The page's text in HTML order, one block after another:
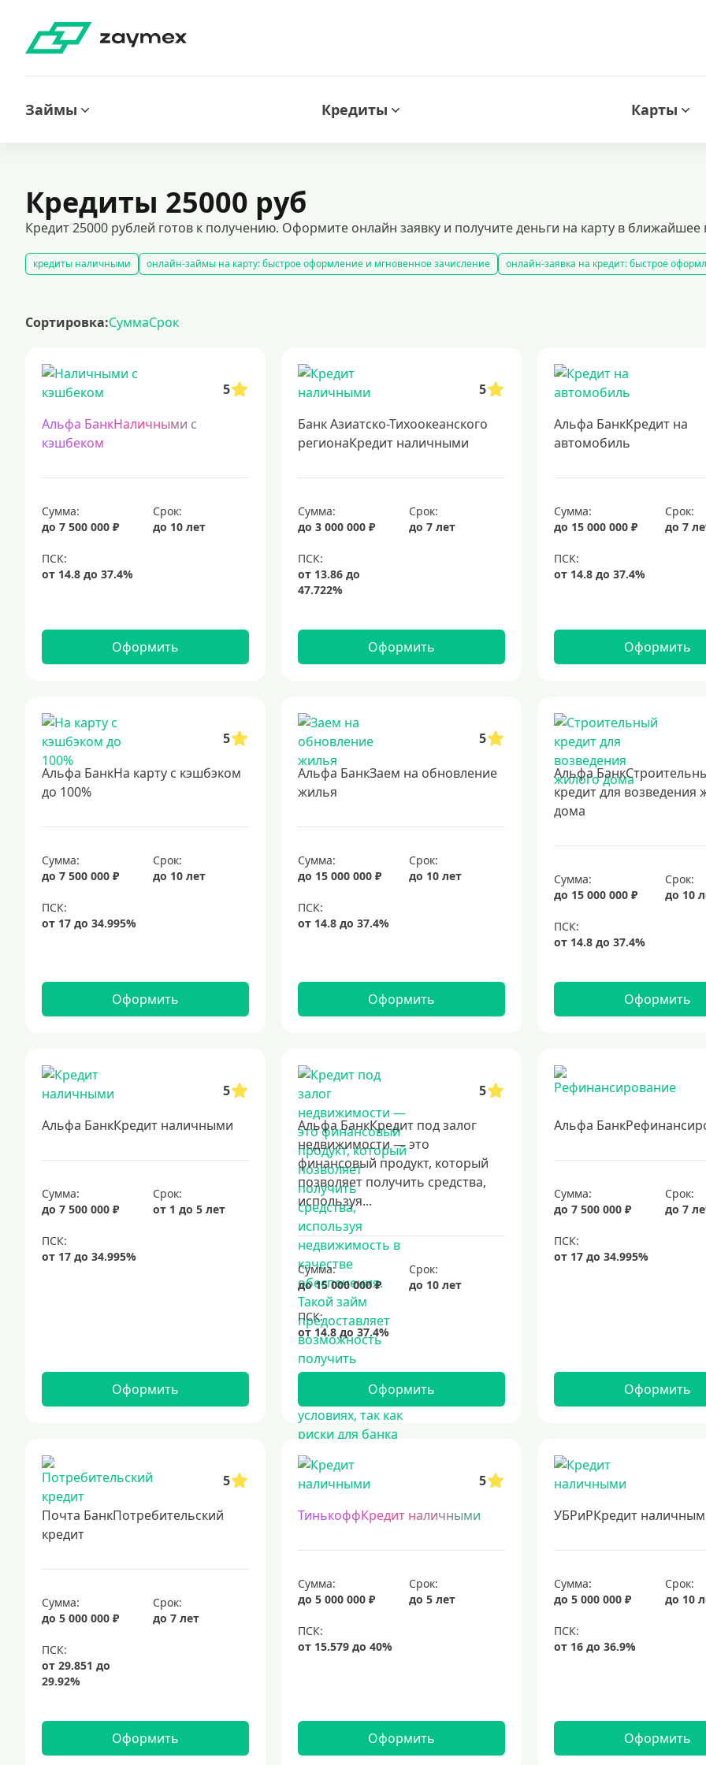
Займы Кредиты Карты
Кредиты 25000 руб
Кредит 25000 рублей готов к получению. Оформите онлайн заявку и получите деньги на карту в ближайшее
кредиты наличными онлайн-займы на карту: быстрое оформление и мгновенное зачисление
онлайн-заявка на кредит: быстрое
лучшие предложения по кредитам с минимальными ставками
кредиты с минимальными ставками
подача заявки на кредит в несколько банков одновременно образовательные кредиты
кредиты для самозанятых
кредит на ремонт кредиты на 5 лет кредит на 3 года потребительские кредиты кредит за 5 минут
срочный кредит
Сортировка:СуммаСрок
5
Альфа БанкНаличными с
кэшбеком
Сумма:
до 7 500 000 ₽
Срок:
до 10 лет
Оформить
5
Банк Азиатско-Тихоокеанского
регионаКредит наличными
Сумма:
до 3 000 000 ₽
Срок:
до 7 лет
Оформить
Альфа БанкКредит на
автомобиль
Сумма:
до 15 000 000 ₽
Срок:
до 7
Оформить
5
Альфа БанкНа карту с кэшбэком
до 100%
Сумма:
до 7 500 000 ₽
Срок:
до 10 лет
Оформить
5
Альфа БанкЗаем на обновление
жилья
Сумма:
до 15 000 000 ₽
Срок:
до 10 лет
Оформить
Альфа
кредит для возведения
дома
Сумма:
до 15 000 000 ₽
Срок:
до 10
Оформить
5
Альфа БанкКредит наличными
Сумма:
до 7 500 000 ₽
Срок:
от 1 до 5 лет
Оформить
5
Альфа БанкКредит под залог
недвижимости — это
финансовый продукт, который
позволяет получить средства,
используя...
Сумма:
до 15 000 000 ₽
Срок:
до 10 лет
Оформить
Альфа
Сумма:
до 7 500 000 ₽
Срок:
до 7
Оформить
5
Почта БанкПотребительский
кредит
Сумма:
до 5 000 000 ₽
Срок:
до 7 лет
Оформить
5
ТинькоффКредит наличными
Сумма:
до 5 000 000 ₽
Срок:
до 5 лет
Оформить
УБРиРКредит
Сумма:
до 5 000 000 ₽
Срок:
до 10
Оформить